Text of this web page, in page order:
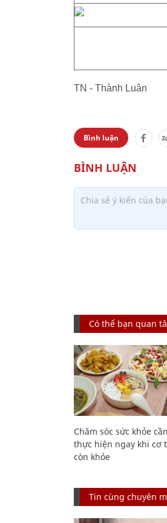
TN - Thành Luân
Bình luận
Có thể bạn quan
Chăm sóc sức khỏe cần
thực hiện ngay khi cơ
còn khỏe
Tin cùng chuyên